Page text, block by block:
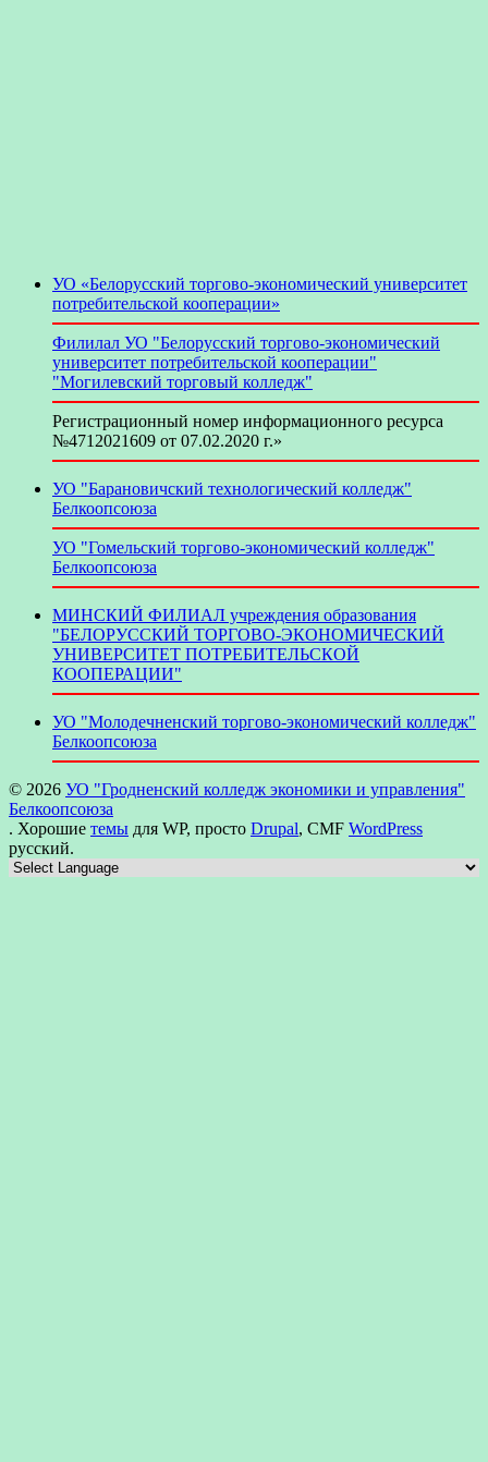
УО «Белорусский торгово-экономический университет
потребительской кооперации»
Филилал УО "Белорусский торгово-экономический
университет потребительской кооперации"
"Могилевский торговый колледж"
Регистрационный номер информационного ресурса
№4712021609 от 07.02.2020 г.»
УО "Барановичский технологический колледж"
Белкоопсоюза
УО "Гомельский торгово-экономический колледж"
Белкоопсоюза
МИНСКИЙ ФИЛИАЛ учреждения образования
"БЕЛОРУССКИЙ ТОРГОВО-ЭКОНОМИЧЕСКИЙ
УНИВЕРСИТЕТ ПОТРЕБИТЕЛЬСКОЙ
КООПЕРАЦИИ"
УО "Молодечненский торгово-экономический колледж"
Белкоопсоюза
© 2026 УО "Гродненский колледж экономики и управления"
Белкоопсоюза
. Хорошие темы для WP, просто Drupal, CMF WordPress
русский.